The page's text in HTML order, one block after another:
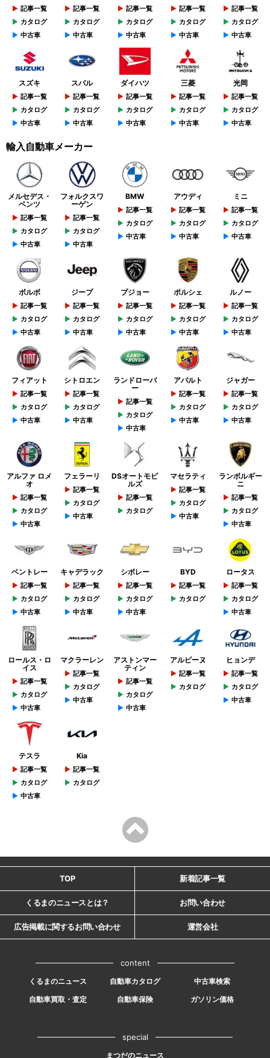
記事一覧
カタログ
中古車
記事一覧
カタログ
中古車
記事一覧
カタログ
中古車
記事一覧
カタログ
中古車
記事一覧
カタログ
中古車
スズキ
記事一覧
カタログ
中古車
スバル
記事一覧
カタログ
中古車
ダイハツ
記事一覧
カタログ
中古車
三菱
記事一覧
カタログ
中古車
光岡
記事一覧
カタログ
中古車
輸入自動車メーカー
メルセデス・
ベンツ
記事一覧
カタログ
中古車
フォルクスワ
ーゲン
記事一覧
カタログ
中古車
BMW
記事一覧
カタログ
中古車
アウディ
記事一覧
カタログ
中古車
ミニ
記事一覧
カタログ
中古車
ボルボ
記事一覧
カタログ
中古車
ジープ
記事一覧
カタログ
中古車
プジョー
記事一覧
カタログ
中古車
ポルシェ
記事一覧
カタログ
中古車
ルノー
記事一覧
カタログ
中古車
フィアット
記事一覧
カタログ
中古車
シトロエン
記事一覧
カタログ
中古車
ランドローバ
ー
記事一覧
カタログ
中古車
アバルト
記事一覧
カタログ
中古車
ジャガー
記事一覧
カタログ
中古車
アルファ ロメ
オ
記事一覧
カタログ
中古車
フェラーリ
記事一覧
カタログ
中古車
DSオートモビ
ルズ
記事一覧
カタログ
マセラティ
記事一覧
カタログ
中古車
ランボルギー
ニ
記事一覧
カタログ
中古車
ベントレー
記事一覧
カタログ
中古車
キャデラック
記事一覧
カタログ
中古車
シボレー
記事一覧
カタログ
中古車
BYD
記事一覧
カタログ
ロータス
記事一覧
カタログ
中古車
ロールス・ロ
イス
記事一覧
カタログ
中古車
マクラーレン
記事一覧
カタログ
中古車
アストンマー
ティン
記事一覧
カタログ
中古車
アルピーヌ
記事一覧
カタログ
ヒョンデ
記事一覧
カタログ
中古車
テスラ
記事一覧
カタログ
中古車
Kia
記事一覧
カタログ
TOP 新着記事一覧
くるまのニュースとは？ お問い合わせ
広告掲載に関するお問い合わせ 運営会社
content
くるまのニュース 自動車カタログ
中古車検索
自動車買取・査定
自動車保険 ガソリン価格
special
まつだのニュース